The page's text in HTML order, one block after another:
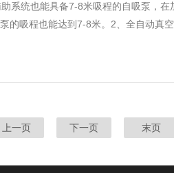
统也能具备7-8米吸程的自吸泵，
吸程也能达到7-8米。2、全自动真
上一页 下一页 末页